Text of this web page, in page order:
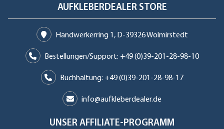
AUFKLEBERDEALER STORE
Handwerkerring 1, D-39326 Wolmirstedt
Bestellungen/Support: +49 (0)39-201-28-98-10
Buchhaltung: +49 (0)39-201-28-98-17
info@aufkleberdealer.de
UNSER AFFILIATE-PROGRAMM